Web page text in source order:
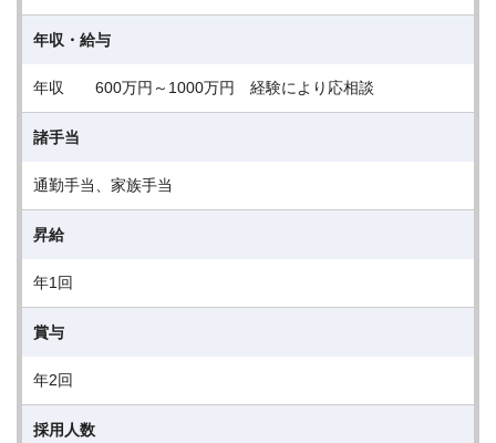
年収・給与
年収 600万円～1000万円 経験により応相談
諸手当
通勤手当、家族手当
昇給
年1回
賞与
年2回
採用人数